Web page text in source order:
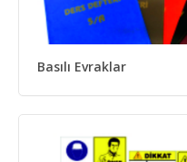
Basılı Evraklar